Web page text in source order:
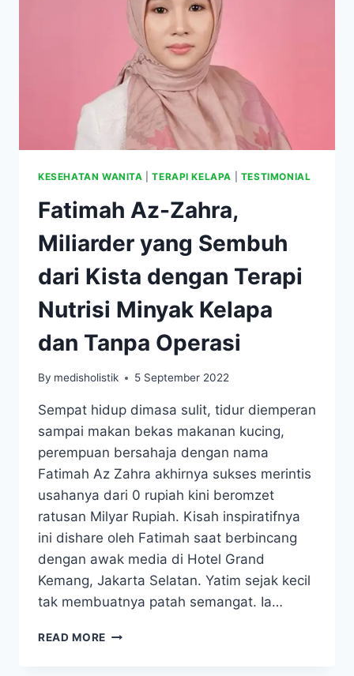
HILANG
SENDIRI
TANPA
OPERASI?
KESEHATAN WANITA |TERAPI KELAPA TESTIMONIAL
Fatimah Az-Zahra,
Miliarder yang Sembuh
dari Kista dengan Terapi
Nutrisi Minyak Kelapa
dan Tanpa Operasi
By medisholistik 5 September 2022
Sempat hidup dimasa sulit, tidur diemperan
sampai makan bekas makanan kucing,
perempuan bersahaja dengan nama
Fatimah Az Zahra akhirnya sukses merintis
usahanya dari 0 rupiah kini beromzet
ratusan Milyar Rupiah. Kisah inspiratifnya
ini dishare oleh Fatimah saat berbincang
dengan awak media di Hotel Grand
Kemang, Jakarta Selatan. Yatim sejak kecil
tak membuatnya patah semangat. Ia…
READ MORE FATIMAH